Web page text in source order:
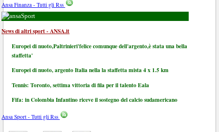
Ansa Finanza - Tutti gli Rss
Sport
News di altri sport - ANSA.it
Europei di nuoto,Paltrinieri'felice comunque dell'argento,è stata una bella
staffetta'
Europei di nuoto, argento Italia nella la staffetta mista 4 x 1.5 km
Tennis: Toronto, settima vittoria di fila per il talento Eala
Fifa: in Colombia Infantino riceve il sostegno del calcio sudamericano
Ansa Sport - Tutti gli Rss